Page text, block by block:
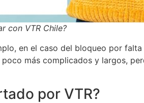
con VTR Chile?
en el caso del bloqueo por
más complicados y largos,
por VTR?